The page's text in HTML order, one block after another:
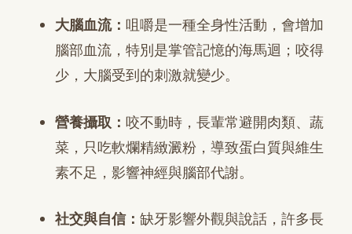
大腦血流：咀嚼是一種全身性活動，會增加
腦部血流，特別是掌管記憶的海馬迴；咬得
少，大腦受到的刺激就變少。
營養攝取：咬不動時，長輩常避開肉類、蔬
菜，只吃軟爛精緻澱粉，導致蛋白質與維生
素不足，影響神經與腦部代謝。
社交與自信：缺牙影響外觀與說話，許多長